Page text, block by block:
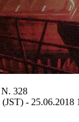
328
- 25.06.2018